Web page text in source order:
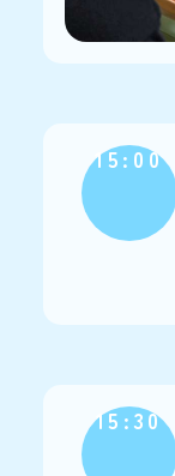
15:00
15:30